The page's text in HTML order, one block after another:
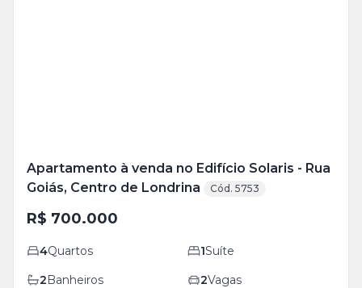
Apartamento à venda no Edifício Solaris - Rua
Goiás, Centro de Londrina
Cód. 5753
R$ 700.000
4Quartos 1Suíte
2Banheiros 2Vagas